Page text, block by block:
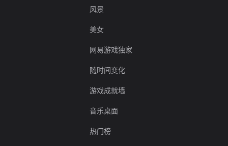
风景
美女
网易游戏独家
随时间变化
游戏成就墙
音乐桌面
热门榜